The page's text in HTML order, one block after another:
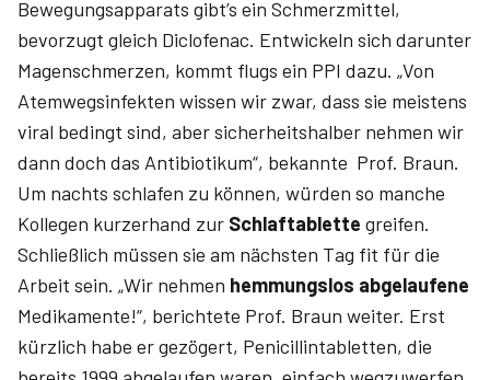
Bewegungsapparats gibt’s ein Schmerzmittel,
bevorzugt gleich Diclofenac. Entwickeln sich darunter
Magenschmerzen, kommt flugs ein PPI dazu. „Von
Atemwegsinfekten wissen wir zwar, dass sie meistens
viral bedingt sind, aber sicherheitshalber nehmen wir
dann doch das Antibiotikum“, bekannte Prof. Braun.
Um nachts schlafen zu können, würden so manche
Kollegen kurzerhand zur Schlaftablette greifen.
Schließlich müssen sie am nächsten Tag fit für die
Arbeit sein. „Wir nehmen hemmungslos abgelaufene
Medikamente!“, berichtete Prof. Braun weiter. Erst
kürzlich habe er gezögert, Penicillintabletten, die